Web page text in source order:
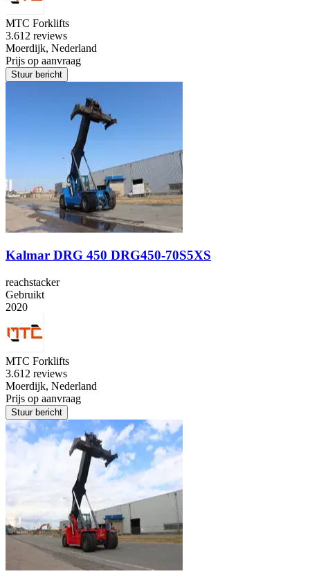
MTC Forklifts
3.612 reviews
Moerdijk, Nederland
Prijs op aanvraag
Stuur bericht
Kalmar DRG 450 DRG450-70S5XS
reachstacker
Gebruikt
2020
MTC Forklifts
3.612 reviews
Moerdijk, Nederland
Prijs op aanvraag
Stuur bericht